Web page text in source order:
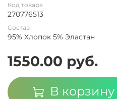
Код товара
270776513
Состав
95% Хлопок 5% Эластан
1550.00 руб.
В корзину